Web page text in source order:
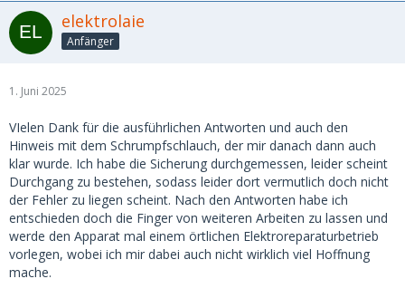
elektrolaie
Anfänger
1. Juni 2025
VIelen Dank für die ausführlichen Antworten und auch den
Hinweis mit dem Schrumpfschlauch, der mir danach dann auch
klar wurde. Ich habe die Sicherung durchgemessen, leider scheint
Durchgang zu bestehen, sodass leider dort vermutlich doch nicht
der Fehler zu liegen scheint. Nach den Antworten habe ich
entschieden doch die Finger von weiteren Arbeiten zu lassen und
werde den Apparat mal einem örtlichen Elektroreparaturbetrieb
vorlegen, wobei ich mir dabei auch nicht wirklich viel Hoffnung
mache.